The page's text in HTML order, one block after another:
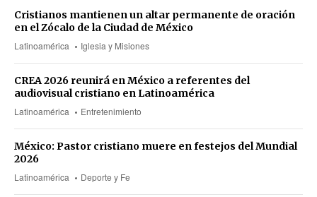
Latinoamérica Iglesia y Misiones
Cristianos mantienen un altar permanente de oración
en el Zócalo de la Ciudad de México
Latinoamérica Entretenimiento
CREA 2026 reunirá en México a referentes del
audiovisual cristiano en Latinoamérica
Latinoamérica Deporte y Fe
México: Pastor cristiano muere en festejos del Mundial
2026